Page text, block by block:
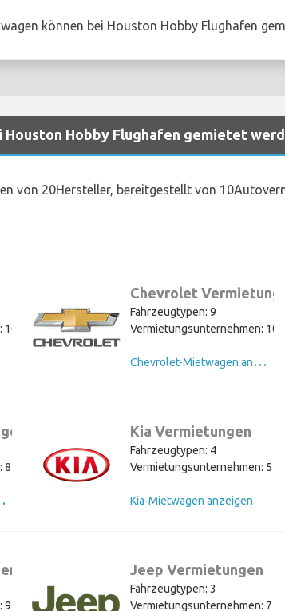
können bei Houston Hobby Flughafen
Hobby Flughafen gemietet
von 20Hersteller, bereitgestellt von
Chevrolet
Fahrzeugtypen: 9
Vermietungsunternehmen: 10
C
hevrolet-Mietwagen anzeigen
8
Kia Vermietungen
Fahrzeugtypen: 4
Vermietungsunternehmen: 5
Kia-Mietwagen anzeigen
9
Jeep Vermietungen
Fahrzeugtypen: 3
Vermietungsunternehmen: 7